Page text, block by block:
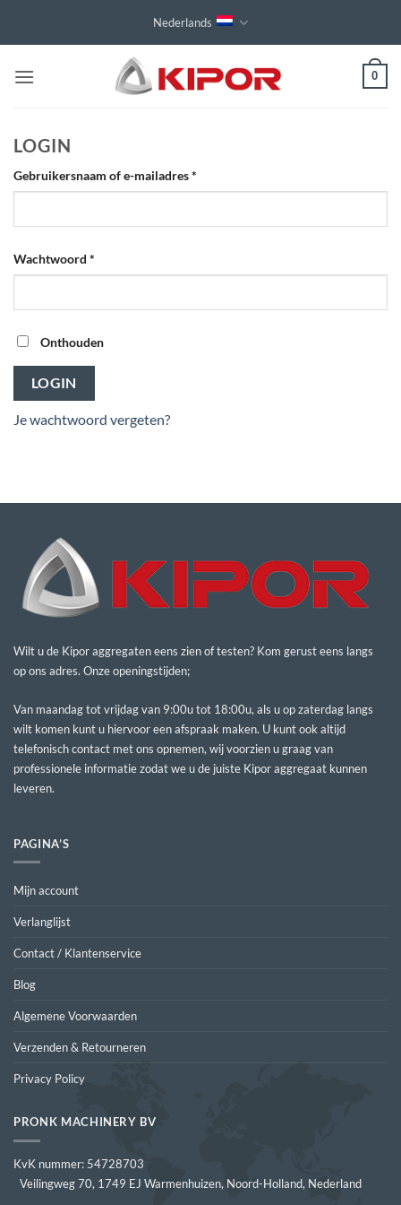
Nederlands
0
LOGIN
Gebruikersnaam of e-mailadres*
Wachtwoord *
Onthouden
LOGIN
Je wachtwoord vergeten?
Wilt u de Kipor aggregaten eens zien of testen? Kom gerust eens langs
op ons adres. Onze openingstijden;
Van maandag tot vrijdag van 9:00u tot 18:00u, als u op zaterdag langs
wilt komen kunt u hiervoor een afspraak maken. U kunt ook altijd
telefonisch contact met ons opnemen, wij voorzien u graag van
professionele informatie zodat we u de juiste Kipor aggregaat kunnen
leveren.
PAGINA’S
Mijn account
Verlanglijst
Contact / Klantenservice
Blog
Algemene Voorwaarden
Verzenden & Retourneren
Privacy Policy
PRONK MACHINERY BV
KvK nummer: 54728703
Veilingweg 70, 1749 EJ Warmenhuizen, Noord-Holland, Nederland